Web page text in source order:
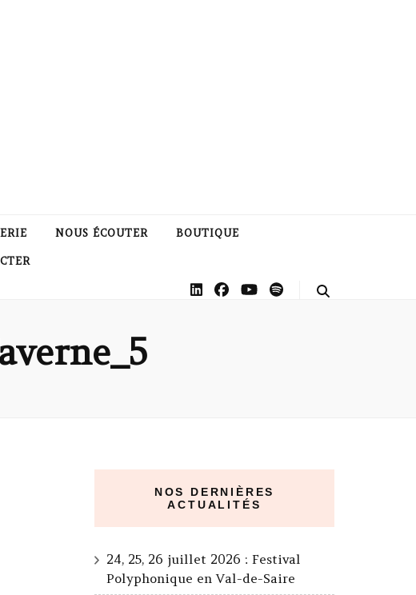
NOUS ÉCOUTER BOUTIQUE
NOS DERNIÈRES
ACTUALITÉS
24, 25, 26 juillet 2026 : Festival
Polyphonique en Val-de-Saire